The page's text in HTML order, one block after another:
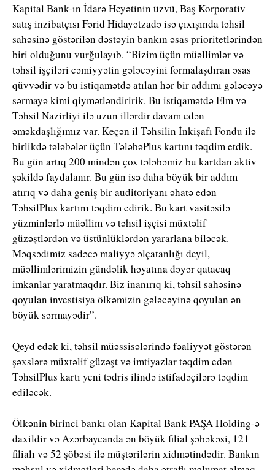
Kapital Bank-ın İdarə Heyətinin üzvü, Baş Korporativ
satış inzibatçısı Fərid Hidayətzadə isə çıxışında təhsil
sahəsinə göstərilən dəstəyin bankın əsas prioritetlərindən
biri olduğunu vurğulayıb. “Bizim üçün müəllimlər və
təhsil işçiləri cəmiyyətin gələcəyini formalaşdıran əsas
qüvvədir və bu istiqamətdə atılan hər bir addımı gələcəyə
sərmayə kimi qiymətləndiririk. Bu istiqamətdə Elm və
Təhsil Nazirliyi ilə uzun illərdir davam edən
əməkdaşlığımız var. Keçən il Təhsilin İnkişafı Fondu ilə
birlikdə tələbələr üçün TələbəPlus kartını təqdim etdik.
Bu gün artıq 200 mindən çox tələbəmiz bu kartdan aktiv
şəkildə faydalanır. Bu gün isə daha böyük bir addım
atırıq və daha geniş bir auditoriyanı əhatə edən
TəhsilPlus kartını təqdim edirik. Bu kart vasitəsilə
yüzminlərlə müəllim və təhsil işçisi müxtəlif
güzəştlərdən və üstünlüklərdən yararlana biləcək.
Məqsədimiz sadəcə maliyyə əlçatanlığı deyil,
müəllimlərimizin gündəlik həyatına dəyər qatacaq
imkanlar yaratmaqdır. Biz inanırıq ki, təhsil sahəsinə
qoyulan investisiya ölkəmizin gələcəyinə qoyulan ən
böyük sərmayədir”.
Qeyd edək ki, təhsil müəssisələrində fəaliyyət göstərən
şəxslərə müxtəlif güzəşt və imtiyazlar təqdim edən
TəhsilPlus kartı yeni tədris ilində istifadəçilərə təqdim
ediləcək.
Ölkənin birinci bankı olan Kapital Bank PAŞA Holding-ə
daxildir və Azərbaycanda ən böyük filial şəbəkəsi, 121
filialı və 52 şöbəsi ilə müştərilərin xidmətindədir. Bankın